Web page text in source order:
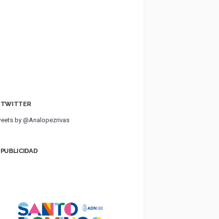
TWITTER
by @Analopezrivas
PUBLICIDAD